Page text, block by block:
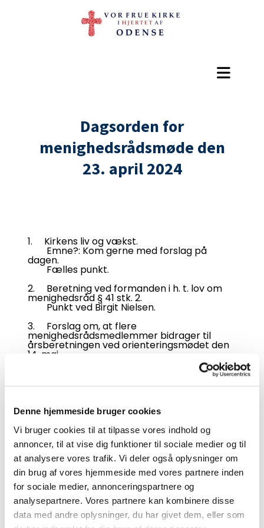
Denne hjemmeside bruger cookies
Vi bruger cookies til at tilpasse vores indhold og
annoncer, til at vise dig funktioner til sociale medier og til
at analysere vores trafik. Vi deler også oplysninger om
din brug af vores hjemmeside med vores partnere inden
for sociale medier, annonceringspartnere og
analysepartnere. Vores partnere kan kombinere disse
data med andre oplysninger, du har givet dem, eller som
Dagsorden for
menighedsrådsmøde den
23. april 2024
1. Kirkens liv og vækst.
Emne?: Kom gerne med forslag på
dagen.
Fælles punkt.
2. Beretning ved formanden i h. t. lov om
menighedsråd § 41 stk. 2.
Punkt ved Birgit Nielsen.
3. Forslag om, at flere
menighedsrådsmedlemmer bidrager til
årsberetningen ved orienteringsmødet den
14. maj.
aktivitetsudvalget samt øvrige udvalg.
Evt. aftale en dag hvor vi gennemgår
4. Gennemgang af kirkekassens regnskab
pr. 31.03.2024.
Regnskabet eftersendes.
Punkt ved Birgit Marcher.
5. Skema til dialogmøde 2025 – afleveret
den 13. april 2024 ved møde med
provstiudvalget.
Herefter en tilføjelse (lamper).
Punkt ved Flemming Hanghøj.
6. Møde om fremtidigt samarbejde i City